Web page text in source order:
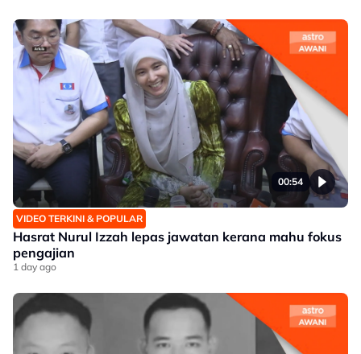
00:54
VIDEO TERKINI & POPULAR
Hasrat Nurul Izzah lepas jawatan kerana mahu fokus
pengajian
1 day ago